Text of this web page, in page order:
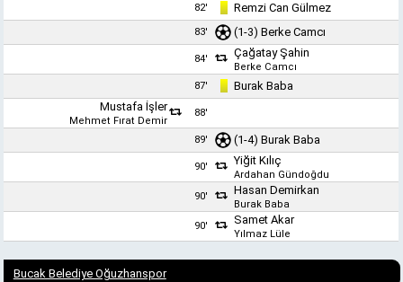
82'
Remzi Can Gülmez
83' (1-3)Berke Camcı
84' Çağatay Şahin
Berke Camcı
87'
Burak Baba
Mustafa İşler
Mehmet Fırat Demir
88'
89' (1-4)Burak Baba
90' Yiğit Kılıç
Ardahan Gündoğdu
90'
Hasan Demirkan
Burak Baba
90'
Samet Akar
Yılmaz Lüle
Bucak Belediye Oğuzhanspor